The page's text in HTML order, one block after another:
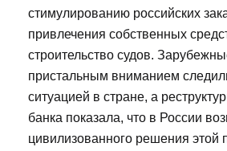
стимулированию российских
привлечения собственных
строительство судов.
пристальным вниманием
ситуацией в стране, а
банка показала, что в России
цивилизованного решения этой